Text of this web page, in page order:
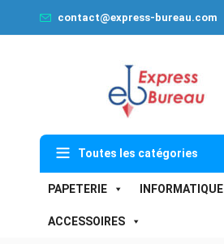
contact@express-bureau.com
Toutes les catégories
INFORMATIQUE
PAPETERIE
ACCESSOIRES